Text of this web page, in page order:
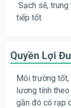
Sạch sẽ,
tiếp tốt.
Quyền Lợi
Môi trường tốt,
lương tính theo
gần đó có rạp